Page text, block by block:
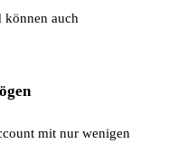
können auch
mit nur wenigen